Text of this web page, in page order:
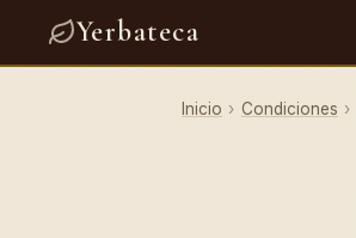
Yerbateca
Inicio › Condiciones ›